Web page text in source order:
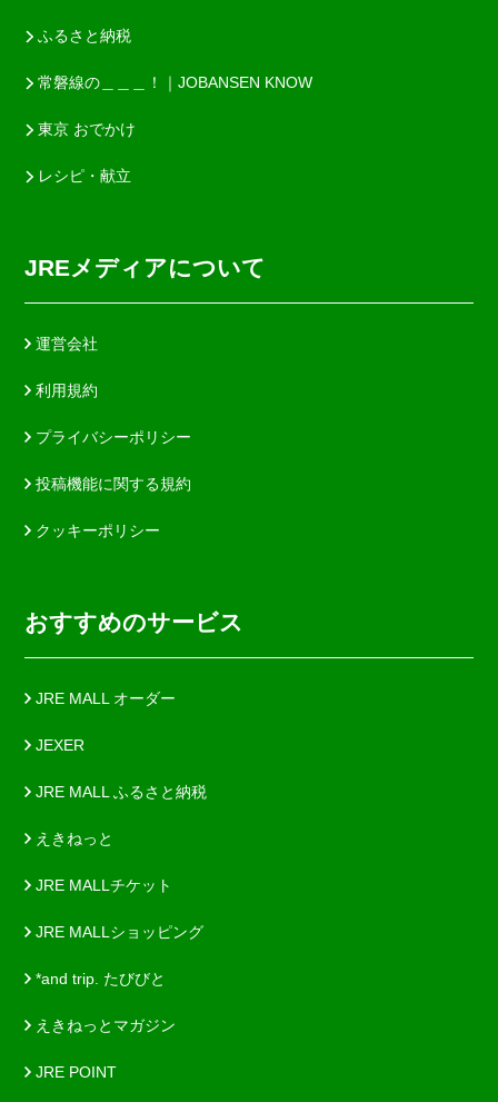
ふるさと納税
常磐線の＿＿＿！｜JOBANSEN KNOW
東京 おでかけ
レシピ・献立
JREメディアについて
運営会社
利用規約
プライバシーポリシー
投稿機能に関する規約
クッキーポリシー
おすすめのサービス
JRE MALL オーダー
JEXER
JRE MALL ふるさと納税
えきねっと
JRE MALLチケット
JRE MALLショッピング
*and trip. たびびと
えきねっとマガジン
JRE POINT